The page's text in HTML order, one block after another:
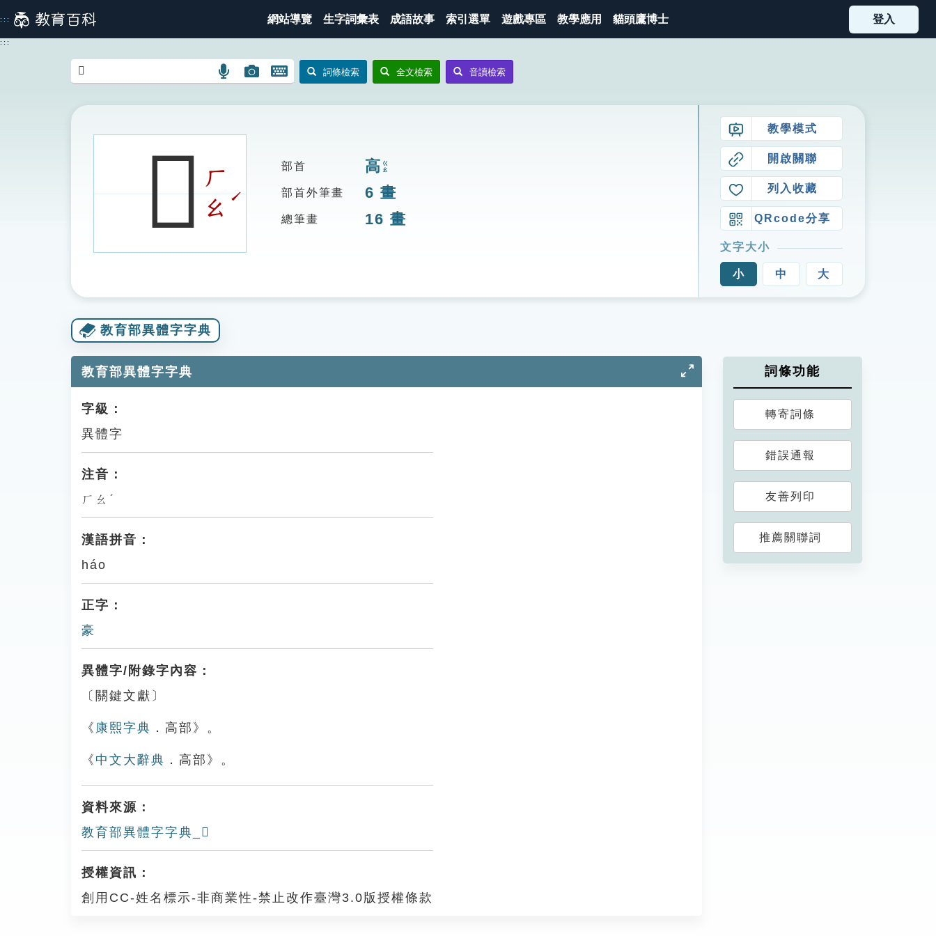
到
主
::: 網站導覽 生字詞彙表 成語故事 索引選單 遊戲專區 教學應用 貓頭鷹博士 登入
:::
語
搜
圖
圖
搜
開
鍵
詞條檢索 全文檢索 音讀檢索
𩫎ㄏ
ㄠ
ˊ
部首 高 ㄍㄠ
部首外筆畫 6 畫
總筆畫 16 畫
教學模式
開啟關聯
列入收藏
QRcode分享
文字大小
小 中 大
教育部異體字字典
教育部異體字字典
字級：
異體字
注音：
ㄏㄠˊ
漢語拼音：
háo
正字：
豪
異體字/附錄字內容：
〔關鍵文獻〕
《 康熙字典 ．高部》。
《 中文大辭典 ．高部》。
資料來源：
教育部異體字字典_𩫎
授權資訊：
創用CC-姓名標示-非商業性-禁止改作臺灣3.0版授權條款
詞條功能
轉寄詞條
錯誤通報
友善列印
推薦關聯詞